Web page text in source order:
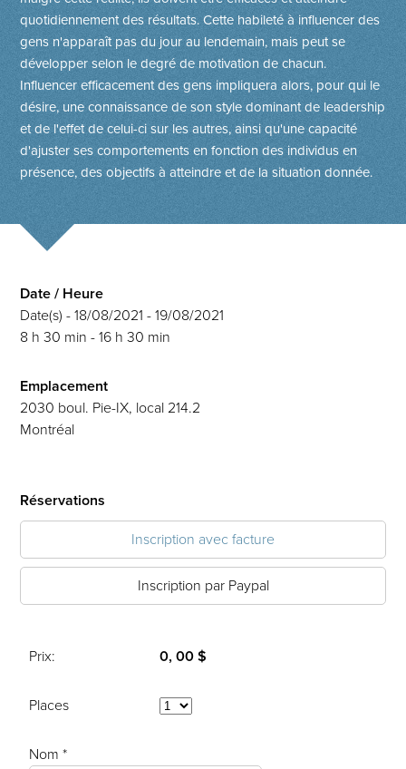
quotidiennement des résultats. Cette habileté à influencer des
gens n'apparaît pas du jour au lendemain, mais peut se
développer selon le degré de motivation de chacun.
Influencer efficacement des gens impliquera alors, pour qui le
désire, une connaissance de son style dominant de leadership
et de l'effet de celui-ci sur les autres, ainsi qu'une capacité
d'ajuster ses comportements en fonction des individus en
présence, des objectifs à atteindre et de la situation donnée.
Date / Heure
Date(s) - 18/08/2021 - 19/08/2021
8 h 30 min - 16 h 30 min
Emplacement
2030 boul. Pie-IX, local 214.2
Montréal
Réservations
Inscription avec facture
Inscription par Paypal
Prix: 0, 00 $
Places
Nom *